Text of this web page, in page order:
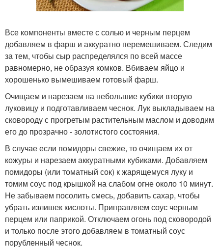
Все компоненты вместе с солью и черным перцем
добавляем в фарш и аккуратно перемешиваем. Следим
за тем, чтобы сыр распределялся по всей массе
равномерно, не образуя комков. Вбиваем яйцо и
хорошенько вымешиваем готовый фарш.
Очищаем и нарезаем на небольшие кубики вторую
луковицу и подготавливаем чеснок. Лук выкладываем на
сковороду с прогретым растительным маслом и доводим
его до прозрачно - золотистого состояния.
В случае если помидоры свежие, то очищаем их от
кожуры и нарезаем аккуратными кубиками. Добавляем
помидоры (или томатный сок) к жарящемуся луку и
томим соус под крышкой на слабом огне около 10 минут.
Не забываем посолить смесь, добавить сахар, чтобы
убрать излишек кислоты. Приправляем соус черным
перцем или паприкой. Отключаем огонь под сковородой
и только после этого добавляем в томатный соус
порубленный чеснок.